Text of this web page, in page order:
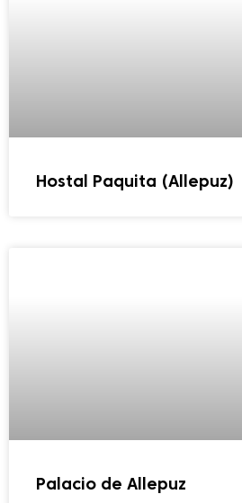
Hostal Paquita (Allepuz)
Palacio de Allepuz